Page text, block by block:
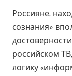
Россияне,
сознания»
российском
логику